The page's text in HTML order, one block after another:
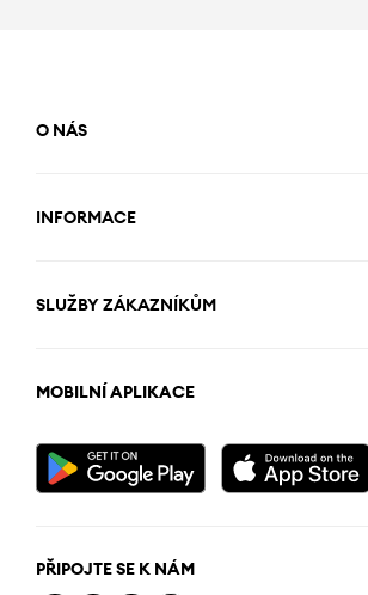
O NÁS
INFORMACE
SLUŽBY ZÁKAZNÍKŮM
MOBILNÍ APLIKACE
PŘIPOJTE SE K NÁM